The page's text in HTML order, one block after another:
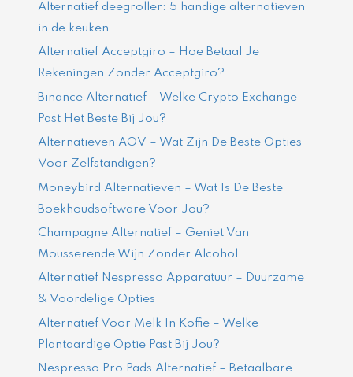
Alternatief deegroller: 5 handige alternatieven
in de keuken
Alternatief Acceptgiro – Hoe Betaal Je
Rekeningen Zonder Acceptgiro?
Binance Alternatief – Welke Crypto Exchange
Past Het Beste Bij Jou?
Alternatieven AOV – Wat Zijn De Beste Opties
Voor Zelfstandigen?
Moneybird Alternatieven – Wat Is De Beste
Boekhoudsoftware Voor Jou?
Champagne Alternatief – Geniet Van
Mousserende Wijn Zonder Alcohol
Alternatief Nespresso Apparatuur – Duurzame
& Voordelige Opties
Alternatief Voor Melk In Koffie – Welke
Plantaardige Optie Past Bij Jou?
Nespresso Pro Pads Alternatief – Betaalbare